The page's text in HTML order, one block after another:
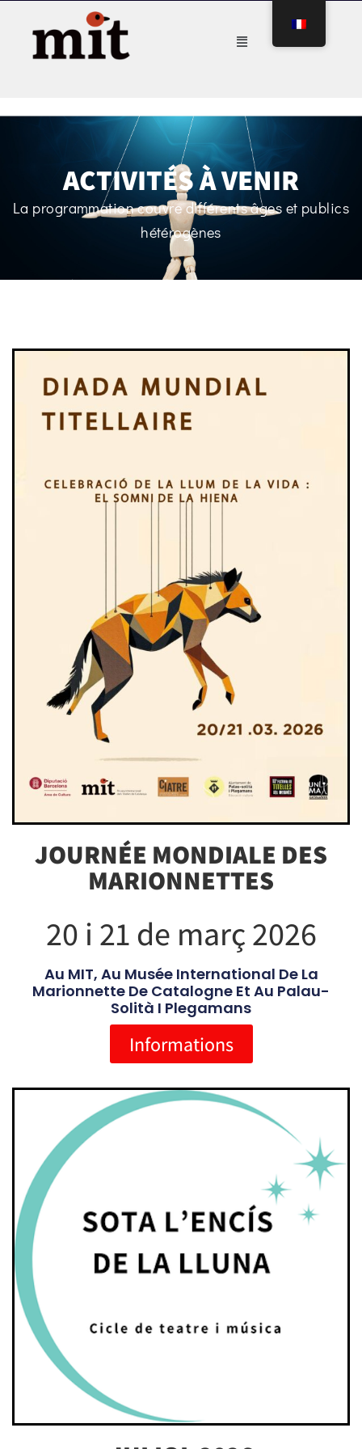
ACTIVITÉS À VENIR
La programmation couvre différents âges et publics
hétérogènes
JOURNÉE MONDIALE DES
MARIONNETTES
20 i 21 de març 2026
Au MIT, Au Musée International De La
Marionnette De Catalogne Et Au Palau-
Solità I Plegamans
Informations